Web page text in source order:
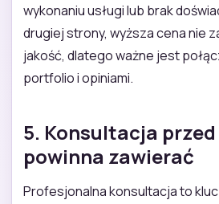
wykonaniu usługi lub brak
drugiej strony, wyższa cena nie
jakość, dlatego ważne jest
portfolio i opiniami.
5. Konsultacja
powinna zawierać
Profesjonalna konsultacja to